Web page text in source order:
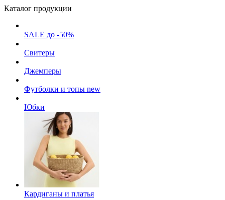
Каталог продукции
SALE до -50%
Свитеры
Джемперы
Футболки и топы new
Юбки
Кардиганы и платья